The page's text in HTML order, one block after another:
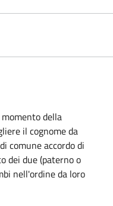
della
il cognome da
comune accordo di
dei due (paterno o
nell'ordine da loro